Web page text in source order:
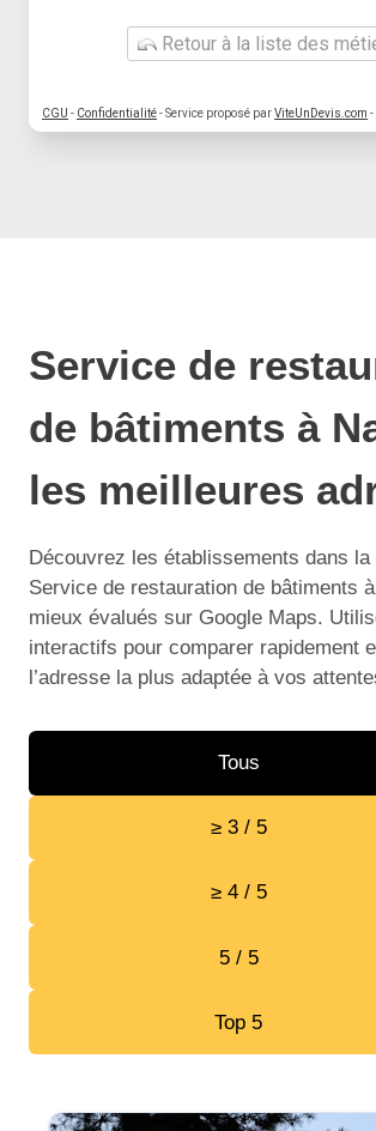
Retour à la liste des
CGU - Confidentialité- Service proposé parViteUnDevis.com -
Service de
de bâtiments à
les meilleures
Découvrez les établissements dans la
Service de restauration de bâtiments
mieux évalués sur Google Maps.
interactifs pour comparer rapidement
l’adresse la plus adaptée à vos
Tous
≥ 3 / 5
≥ 4 / 5
5 / 5
Top 5